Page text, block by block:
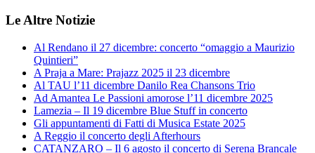
Le Altre Notizie
Al Rendano il 27 dicembre: concerto “omaggio a Maurizio
Quintieri”
A Praja a Mare: Prajazz 2025 il 23 dicembre
Al TAU l’11 dicembre Danilo Rea Chansons Trio
Ad Amantea Le Passioni amorose l’11 dicembre 2025
Lamezia – Il 19 dicembre Blue Stuff in concerto
Gli appuntamenti di Fatti di Musica Estate 2025
A Reggio il concerto degli Afterhours
CATANZARO – Il 6 agosto il concerto di Serena Brancale